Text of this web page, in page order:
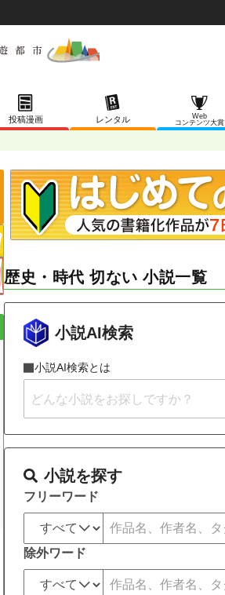
投稿漫画 レンタル
Web
コンテンツ大賞
歴史・時代 切ない 小説一覧
小説AI検索
小説AI検索とは
小説を探す
フリーワード
除外ワード